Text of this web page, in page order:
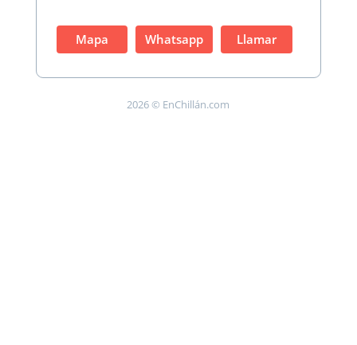
Mapa Whatsapp Llamar
2026 © EnChillán.com